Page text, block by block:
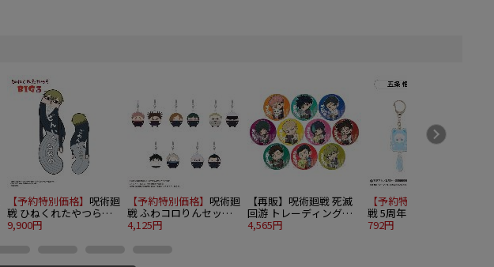
【予約特別価格】 呪術廻
戦 ひねくれたやつら
BIG3 禪院 直哉
9,900円
【予約特別価格】 呪術廻
戦 ふわコロりんセット
キーホルダー 5個入り
4,125円
【再販】呪術廻戦 死滅
回游 トレーディング缶
バッジ ぎゅぎゅっと 10
4,565円
【予約特別価格】
戦 5周年 たぴにゃんこ
ぷらぷらアクリルキーホ
792円